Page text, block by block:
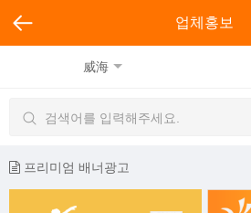
업체홍보
威海
프리미엄 배너광고